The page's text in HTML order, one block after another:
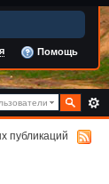
Помощь
публикаций